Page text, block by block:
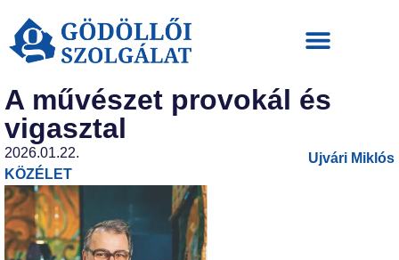
A művészet provokál és
vigasztal
2026.01.22.
KÖZÉLET
Ujvári Miklós